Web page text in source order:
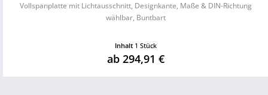
Vollspanplatte mit Lichtausschnitt, Designkante, Maße & DIN-Richtung
wählbar, Buntbart
Inhalt 1 Stück
ab 294,91 €